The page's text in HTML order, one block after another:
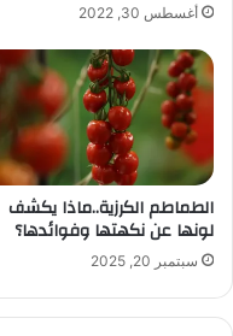
ي أغسطس 30, 2022
الطماطم الكرزية..ماذا يكشف
لونها عن نكهتها وفوائدها؟
سبتمبر 20, 2025